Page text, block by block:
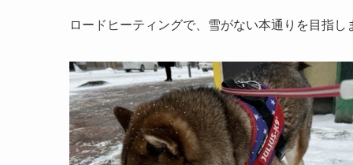
ロードヒーティングで、雪がない本通りを目指し